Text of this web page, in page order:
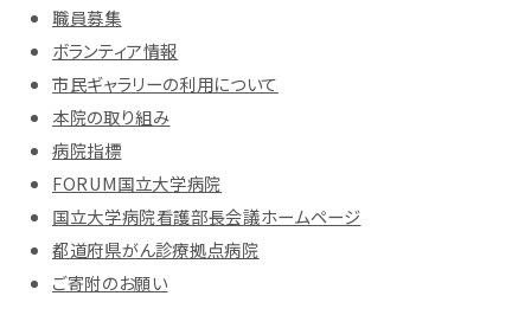
職員募集
ボランティア情報
市民ギャラリーの利用について
本院の取り組み
病院指標
FORUM国立大学病院
国立大学病院看護部長会議ホームページ
都道府県がん診療拠点病院
ご寄附のお願い